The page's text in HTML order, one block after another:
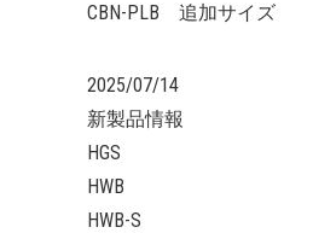
CBN-PLB 追加サイズ
2025/07/14
新製品情報
HGS
HWB
HWB-S